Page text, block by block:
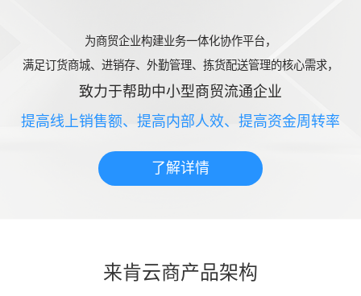
为商贸企业构建业务一体化协作平台，
满足订货商城、进销存、外勤管理、拣货配送管理的核心需求，
致力于帮助中小型商贸流通企业
提高线上销售额、提高内部人效、提高资金周转率
了解详情
来肯云商产品架构